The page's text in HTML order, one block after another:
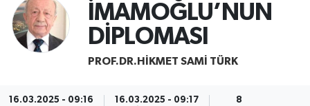
İMAMOĞLU’NUN
DİPLOMASI
PROF.DR.HIKMET SAMI TÜRK
16.03.2025 - 09:16 16.03.2025 - 09:17 8
Namaz Vakitleri
Trafik Durumu